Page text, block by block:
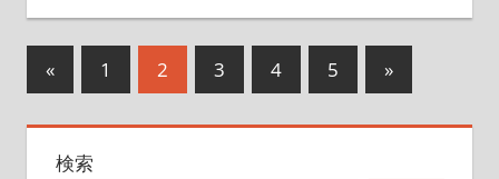
投
の
«前
の
記
事
1 2 3 4 5
次
の
記
»
検索